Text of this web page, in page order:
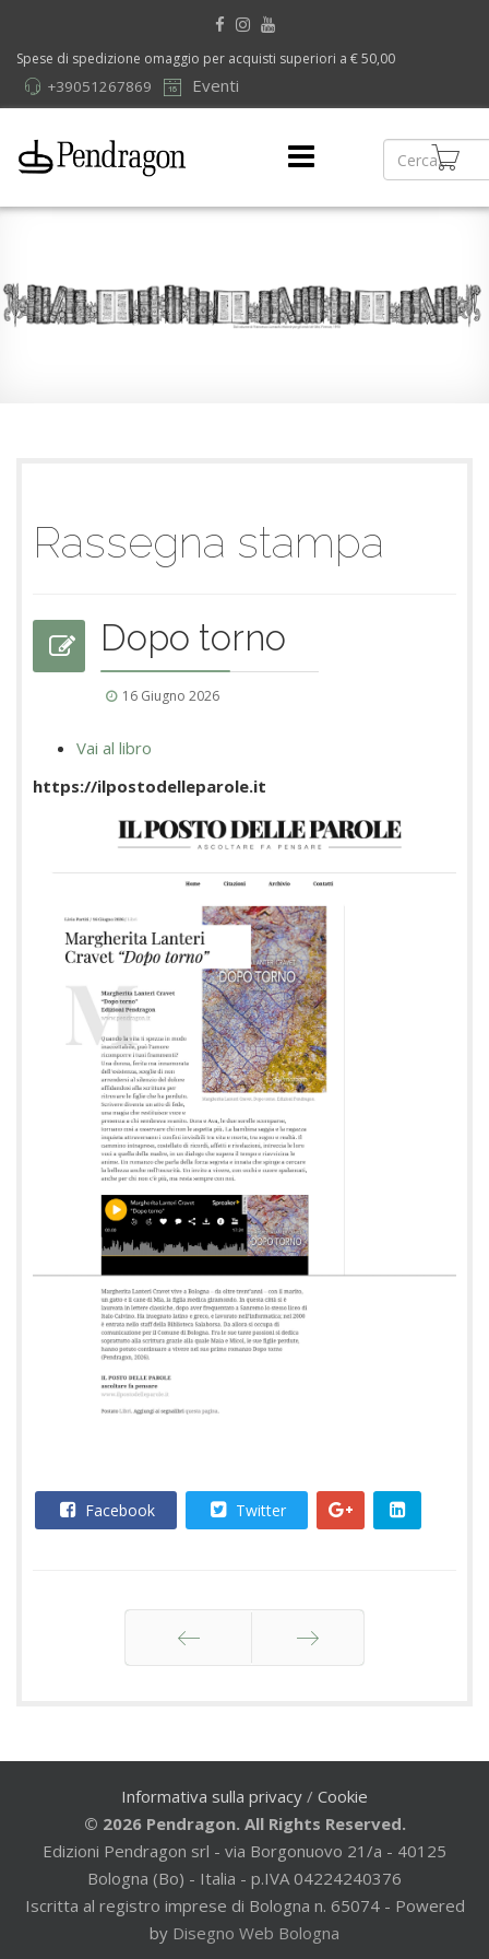
Spese di spedizione omaggio per acquisti superiori a € 50,00
Eventi
+39051267869
Rassegna stampa
Dopo torno
16 Giugno 2026
Vai al libro
https://ilpostodelleparole.it
Facebook Twitter
Informativa sulla privacy / Cookie
© 2026 Pendragon. All Rights Reserved.
Edizioni Pendragon srl - via Borgonuovo 21/a - 40125
Bologna (Bo) - Italia - p.IVA 04224240376
Iscritta al registro imprese di Bologna n. 65074 - Powered
by Disegno Web Bologna